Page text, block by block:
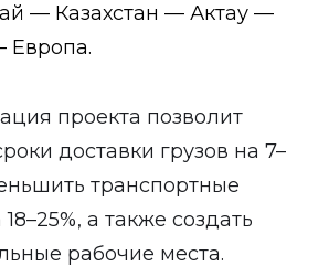
— Казахстан — Актау —
Европа.
проекта позволит
доставки грузов на 7–
транспортные
а также создать
рабочие места.